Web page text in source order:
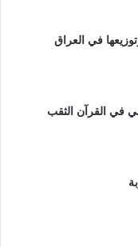
في العراق
في القرآن الثقب